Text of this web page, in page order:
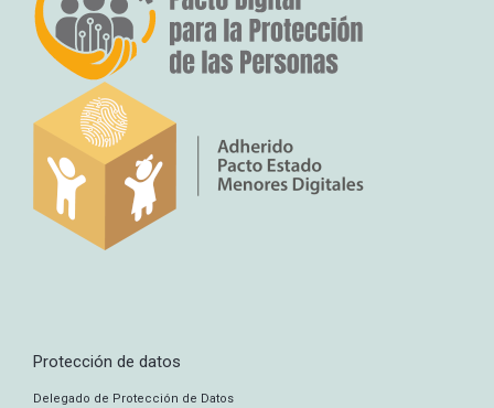
Protección de datos
Delegado de Protección de Datos